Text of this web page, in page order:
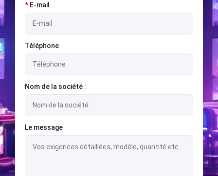
* E-mail
Téléphone
Nom de la société :
Le message